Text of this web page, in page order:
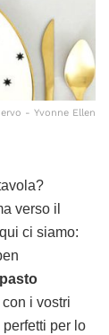
- Yvonne Ellen
verso il
ci siamo:
i vostri
per lo